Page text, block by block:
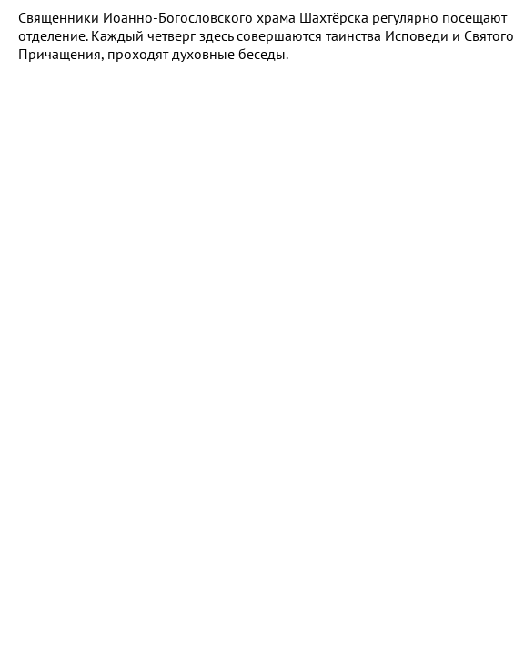
Священники Иоанно-Богословского храма Шахтёрска регулярно посещают
отделение. Каждый четверг здесь совершаются таинства Исповеди и Святого
Причащения, проходят духовные беседы.